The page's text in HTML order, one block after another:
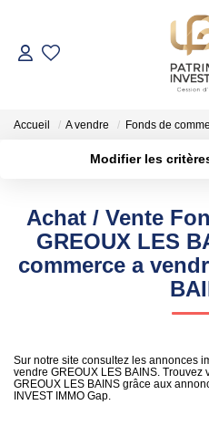
NOS
Cession
GESTION DE
NOTRE
Accueil A vendre Fonds de
Modifier les
Surface min
Rayon
Achat / Vente
GREOUX LES
commerce a
Sur notre site consultez les annonces
vendre GREOUX LES BAINS. Trouvez
GREOUX LES BAINS grâce aux
INVEST IMMO Gap.